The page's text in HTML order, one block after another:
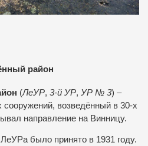
район
(ЛеУР, 3-й УР, УР № 3) –
возведённый в 30-х
направление на Винницу.
было принято в 1931 году.